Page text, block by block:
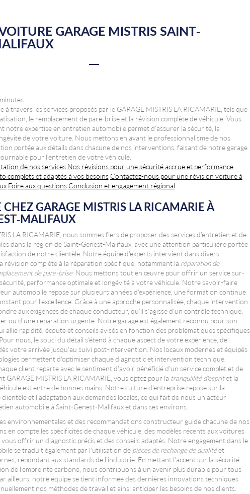
GARAGE MISTRIS SAINT-
à travers les services proposés par le GARAGE MISTRIS LA RICAMARIE, tels que
le remplacement de pare-brise et la révision complète de véhicule. Vous
notre expertise en entretien automobile permet d'assurer la sécurité, la
de votre voiture. Nous mettons en avant le professionnalisme de nos
portée aux détails dans chacune de nos interventions, faisant de notre garage
pour l'entretien de votre véhicule.
de nos services Nos révisions pour une sécurité accrue et performance
complets et adaptés à vos besoins Contactez-nous pour une révision voiture à
Foire aux questions Conclusion et engagement régional
GARAGE MISTRIS LA RICAMARIE À
MALIFAUX
LA RICAMARIE, nous sommes fiers de proposer des services d'entretien et de
dans la région de Saint-Genest-Malifaux, avec une attention particulière portée
de notre clientèle. Notre équipe d'experts intervient dans divers
révision complète à la réparation spécifique, notamment la réparation de
de pare-brise. Nous mettons tout en œuvre pour offrir un service sur-
performance optimale et longévité à votre véhicule. Notre savoir-faire
automobile repose sur plusieurs années d'expérience, une formation continue
pour l'excellence. Grâce à une approche personnalisée, chaque intervention
aux exigences de chaque conducteur, qu'il s'agisse d'un contrôle technique,
ou d'une réparation urgente. Notre garage est également reconnu pour son
allie rapidité, écoute et conseils avisés en fonction des problématiques spécifiques
nous, le souci du détail s'étend à chaque aspect de votre expérience, de
votre arrivée jusqu'au suivi post-intervention. Nos locaux modernes et équipés
permettent d'optimiser chaque diagnostic et intervention technique,
client reparte avec le sentiment d'avoir bénéficié d'un service complet et de
GARAGE MISTRIS LA RICAMARIE, vous optez pour la tranquillité d'espritet la
est entre de bonnes mains. Notre culture d'entreprise repose sur la
et l'adaptation aux demandes locales, ce qui fait de nous un acteur
automobile à Saint-Genest-Malifaux et dans ses environs.
environnementales et des recommandations constructeur guide chacune de nos
en compte les spécificités de chaque véhicule, des modèles récents aux voitures
vous offrir un diagnostic précis et des conseils adaptés. Notre engagement dans le
se traduit également par l'utilisation de pièces de rechange de qualitéet
répondant aux standards de l'industrie. En mettant l'accent sur la sécurité
de l'empreinte carbone, nous contribuons à un avenir plus durable pour tous
ailleurs, notre équipe se tient informée des dernières innovations techniques
nos méthodes de travail et ainsi anticiper les besoins de nos clients.